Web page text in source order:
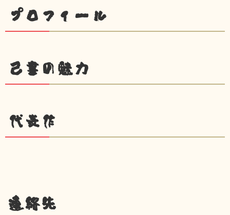
プロフィール
己書の魅力
代表作
連絡先